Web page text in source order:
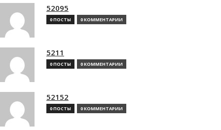
52095
0 ПОСТЫ 0 КОММЕНТАРИИ
5211
0 ПОСТЫ 0 КОММЕНТАРИИ
52152
0 ПОСТЫ 0 КОММЕНТАРИИ